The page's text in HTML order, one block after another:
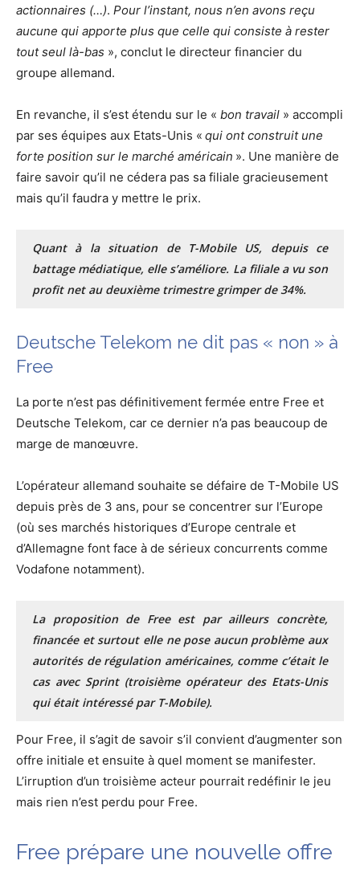
actionnaires (…). Pour l’instant, nous n’en avons reçu
aucune qui apporte plus que celle qui consiste à rester
tout seul là-bas », conclut le directeur financier du
groupe allemand.
En revanche, il s’est étendu sur le « bon travail » accompli
par ses équipes aux Etats-Unis « qui ont construit une
forte position sur le marché américain ». Une manière de
faire savoir qu’il ne cédera pas sa filiale gracieusement
mais qu’il faudra y mettre le prix.
Quant à la situation de T-Mobile US, depuis ce
battage médiatique, elle s’améliore. La filiale a vu son
profit net au deuxième trimestre grimper de 34%.
Deutsche Telekom ne dit pas « non » à
Free
La porte n’est pas définitivement fermée entre Free et
Deutsche Telekom, car ce dernier n’a pas beaucoup de
marge de manœuvre.
L’opérateur allemand souhaite se défaire de T-Mobile US
depuis près de 3 ans, pour se concentrer sur l’Europe
(où ses marchés historiques d’Europe centrale et
d’Allemagne font face à de sérieux concurrents comme
Vodafone notamment).
La proposition de Free est par ailleurs concrète,
financée et surtout elle ne pose aucun problème aux
autorités de régulation américaines, comme c’était le
cas avec Sprint (troisième opérateur des Etats-Unis
qui était intéressé par T-Mobile).
Pour Free, il s’agit de savoir s’il convient d’augmenter son
offre initiale et ensuite à quel moment se manifester.
L’irruption d’un troisième acteur pourrait redéfinir le jeu
mais rien n’est perdu pour Free.
Free prépare une nouvelle offre